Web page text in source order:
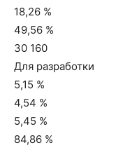
18,26 %
49,56 %
30 160
Для разработки
5,15 %
4,54 %
5,45 %
84,86 %